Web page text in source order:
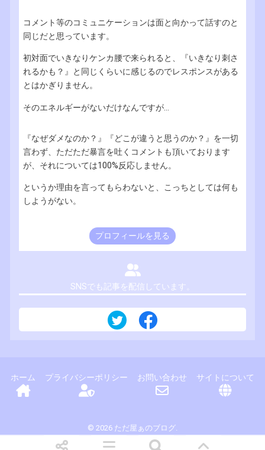
コメント等のコミュニケーションは面と向かって話すのと
同じだと思っています。
初対面でいきなりケンカ腰で来られると、『いきなり刺さ
れるかも？』と同じくらいに感じるのでレスポンスがある
とはかぎりません。
そのエネルギーがないだけなんですが...
『なぜダメなのか？』『どこが違うと思うのか？』を一切
言わず、ただただ暴言を吐くコメントも頂いております
が、それについては100%反応しません。
というか理由を言ってもらわないと、こっちとしては何も
しようがない。
プロフィールを見る
SNSでも記事を配信しています。
ホーム プライバシーポリシー お問い合わせ サイトについて
© 2026 ただ屋ぁのブログ.